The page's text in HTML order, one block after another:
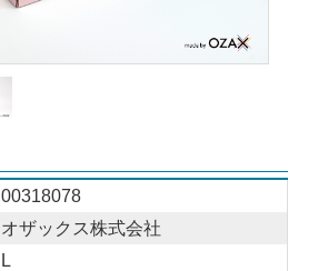
00318078
オザックス株式会社
L